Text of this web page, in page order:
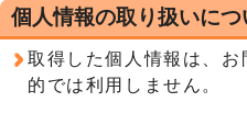
個人情報の取り扱いにつ
取得した個人情報は、
的では利用しません。